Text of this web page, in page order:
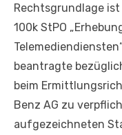
Rechtsgrundlage
100k StPO
beantragte
beim
Benz AG zu
aufgezeichneten